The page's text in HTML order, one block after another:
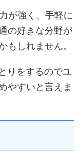
が強く、手軽に
の好きな分野が
もしれません。
りをするのでユ
やすいと言えま